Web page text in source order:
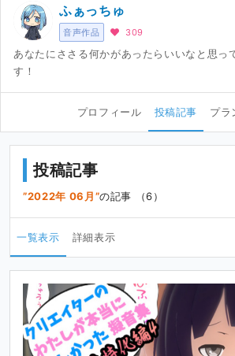
音声作品
ふぁっちゅ
309
あなたにささる何かがあったらいいなと思っ
す！
プロフィール 投稿記事 プラ
投稿記事
2022年 06月 の記事 （6）
一覧表示 詳細表示